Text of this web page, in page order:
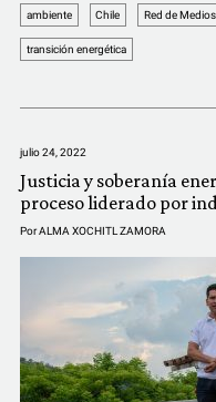
ambiente Chile Red de
transición energética
julio 24, 2022
Justicia y soberanía
proceso liderado por
PorALMA XOCHITL ZAMORA